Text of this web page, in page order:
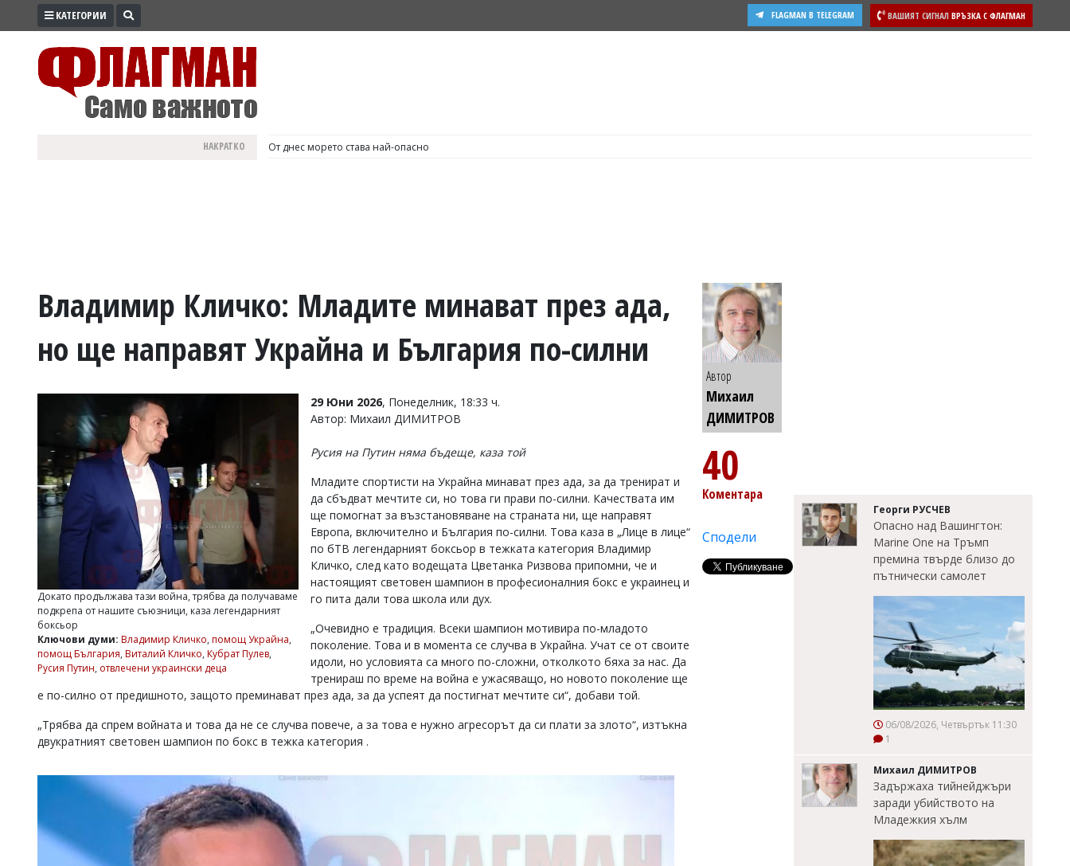
ПРОМО
ВОЙНАТА
УКРАЙНА
Управители:
Веселин
Василев,
v.vasilev@flagman.bg
Касабова,
k.kassabova@flagman.bg
Главен
редактор:
Колев,
office@flagman.bg
Коментарите
редакцията
КАТЕГОРИИ ВАШИЯТ СИГНАЛ ВРЪЗКА С ФЛАГМАН
FLAGMAN В TELEGRAM
НАКРАТКО България е №1 в ЕС по пушене на цигари
Владимир Кличко: Младите минават през ада,
но ще направят Украйна и България по-силни
Докато продължава тази война, трябва да получаваме
подкрепа от нашите съюзници, каза легендарният
боксьор
Ключови думи: Владимир Кличко, помощ Украйна,
помощ България, Виталий Кличко, Кубрат Пулев,
Русия Путин, отвлечени украински деца
29 Юни 2026, Понеделник, 18:33 ч.
Автор: Михаил ДИМИТРОВ
Русия на Путин няма бъдеще, каза той
Младите спортисти на Украйна минават през ада, за да тренират и
да сбъдват мечтите си, но това ги прави по-силни. Качествата им
ще помогнат за възстановяване на страната ни, ще направят
Европа, включително и България по-силни. Това каза в „Лице в лице“
по бТВ легендарният боксьор в тежката категория Владимир
Кличко, след като водещата Цветанка Ризвова припомни, че и
настоящият световен шампион в професионалния бокс е украинец и
го пита дали това школа или дух.
„Очевидно е традиция. Всеки шампион мотивира по-младото
поколение. Това и в момента се случва в Украйна. Учат се от своите
идоли, но условията са много по-сложни, отколкото бяха за нас. Да
тренираш по време на война е ужасяващо, но новото поколение ще
е по-силно от предишното, защото преминават през ада, за да успеят да постигнат мечтите си“, добави той.
„Трябва да спрем войната и това да не се случва повече, а за това е нужно агресорът да си плати за злото“, изтъкна
двукратният световен шампион по бокс в тежка категория .
Автор
Михаил
ДИМИТРОВ
40
Коментара
Сподели
Георги РУСЧЕВ
Опасно над Вашингтон:
Marine One на Тръмп
премина твърде близо до
пътнически самолет
06/08/2026, Четвъртък 11:30
1
Михаил ДИМИТРОВ
Задържаха тийнейджъри
заради убийството на
Младежкия хълм